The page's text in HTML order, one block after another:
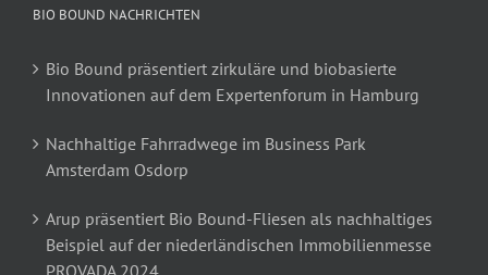
BIO BOUND NACHRICHTEN
Bio Bound präsentiert zirkuläre und biobasierte
Innovationen auf dem Expertenforum in Hamburg
Nachhaltige Fahrradwege im Business Park
Amsterdam Osdorp
Arup präsentiert Bio Bound-Fliesen als nachhaltiges
Beispiel auf der niederländischen Immobilienmesse
PROVADA 2024